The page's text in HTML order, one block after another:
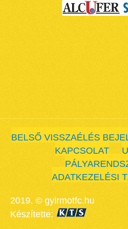
BELSŐ VISSZAÉLÉS
KAPCSOLAT
ADATKEZELÉSI
2019. © gyirmotfc.hu
Készítette: